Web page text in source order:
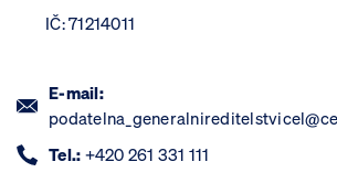
IČ: 71214011
E-mail:
Tel.: +420 261 331 111